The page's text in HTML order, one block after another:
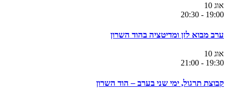
אוג 10
19:00
-
20:30
ערב מבוא לזן ומדיטציה בהוד השרון
אוג 10
19:30
-
21:00
קבוצת תרגול, ימי שני בערב – הוד השרון